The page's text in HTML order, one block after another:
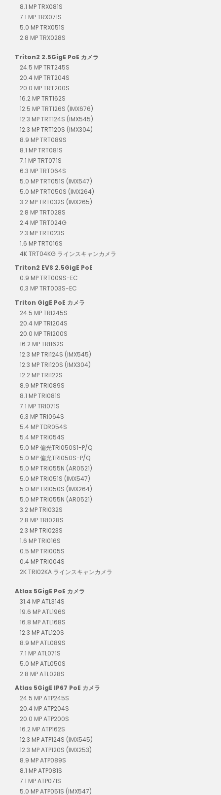
8.1 MP TRX081S
7.1 MP TRX071S
5.0 MP TRX051S
2.8 MP TRX028S
Triton2 2.5GigE PoE カメラ
24.5 MP TRT245S
20.4 MP TRT204S
20.0 MP TRT200S
16.2 MP TRT162S
12.5 MP TRT126S (IMX676)
12.3 MP TRT124S (IMX545)
12.3 MP TRT120S (IMX304)
8.9 MP TRT089S
8.1 MP TRT081S
7.1 MP TRT071S
6.3 MP TRT064S
5.0 MP TRT051S (IMX547)
5.0 MP TRT050S (IMX264)
3.2 MP TRT032S (IMX265)
2.8 MP TRT028S
2.4 MP TRT024G
2.3 MP TRT023S
1.6 MP TRT016S
4K TRT04KG ラインスキャンカメラ
Triton2 EVS 2.5GigE PoE
0.9 MP TRT009S-EC
0.3 MP TRT003S-EC
Triton GigE PoE カメラ
24.5 MP TRI245S
20.4 MP TRI204S
20.0 MP TRI200S
16.2 MP TRI162S
12.3 MP TRI124S (IMX545)
12.3 MP TRI120S (IMX304)
12.2 MP TRI122S
8.9 MP TRI089S
8.1 MP TRI081S
7.1 MP TRI071S
6.3 MP TRI064S
5.4 MP TDR054S
5.4 MP TRI054S
5.0 MP 偏光TRI050S1-P/Q
5.0 MP 偏光TRI050S-P/Q
5.0 MP TRI055N (AR0521)
5.0 MP TRI051S (IMX547)
5.0 MP TRI050S (IMX264)
5.0 MP TRI055N (AR0521)
3.2 MP TRI032S
2.8 MP TRI028S
2.3 MP TRI023S
1.6 MP TRI016S
0.5 MP TRI005S
0.4 MP TRI004S
2K TRI02KA ラインスキャンカメラ
Atlas 5GigE PoE カメラ
31.4 MP ATL314S
19.6 MP ATL196S
16.8 MP ATL168S
12.3 MP ATL120S
8.9 MP ATL089S
7.1 MP ATL071S
5.0 MP ATL050S
2.8 MP ATL028S
Atlas 5GigE IP67 PoE カメラ
24.5 MP ATP245S
20.4 MP ATP204S
20.0 MP ATP200S
16.2 MP ATP162S
12.3 MP ATP124S (IMX545)
12.3 MP ATP120S (IMX253)
8.9 MP ATP089S
8.1 MP ATP081S
7.1 MP ATP071S
5.0 MP ATP051S (IMX547)